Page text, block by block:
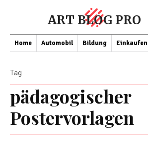
ART BLOG PRO
Home Automobil Bildung Einkaufen
pädagogischer
Postervorlagen
Tag